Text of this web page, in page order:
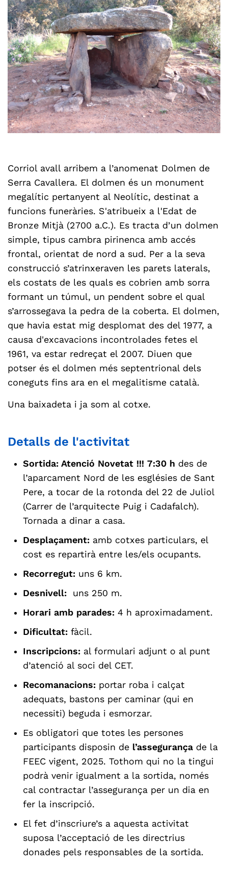
Corriol avall arribem a l’anomenat Dolmen de
Serra Cavallera. El dolmen és un monument
megalític pertanyent al Neolític, destinat a
funcions funeràries. S'atribueix a l'Edat de
Bronze Mitjà (2700 a.C.). Es tracta d’un dolmen
simple, tipus cambra pirinenca amb accés
frontal, orientat de nord a sud. Per a la seva
construcció s’atrinxeraven les parets laterals,
els costats de les quals es cobrien amb sorra
formant un túmul, un pendent sobre el qual
s’arrossegava la pedra de la coberta. El dolmen,
que havia estat mig desplomat des del 1977, a
causa d'excavacions incontrolades fetes el
1961, va estar redreçat el 2007. Diuen que
potser és el dolmen més septentrional dels
coneguts fins ara en el megalitisme català.
Una baixadeta i ja som al cotxe.
Detalls de l'activitat
Sortida: Atenció Novetat !!! 7:30 h des de
l’aparcament Nord de les esglésies de Sant
Pere, a tocar de la rotonda del 22 de Juliol
(Carrer de l’arquitecte Puig i Cadafalch).
Tornada a dinar a casa.
Desplaçament: amb cotxes particulars, el
cost es repartirà entre les/els ocupants.
Recorregut: uns 6 km.
Desnivell: uns 250 m.
Horari amb parades: 4 h aproximadament.
Dificultat: fàcil.
Inscripcions: al formulari adjunt o al punt
d’atenció al soci del CET.
Recomanacions: portar roba i calçat
adequats, bastons per caminar (qui en
necessiti) beguda i esmorzar.
Es obligatori que totes les persones
participants disposin de l’assegurança de la
FEEC vigent, 2025. Tothom qui no la tingui
podrà venir igualment a la sortida, només
cal contractar l’assegurança per un dia en
fer la inscripció.
El fet d’inscriure’s a aquesta activitat
suposa l’acceptació de les directrius
donades pels responsables de la sortida.